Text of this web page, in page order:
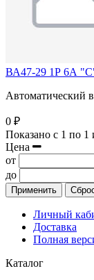
ВА47-29 1Р 6А
Автоматический
0 ₽
Показано с 1 по 1
Цена
от
до
Применить
Личный
Доставка
Полная
Каталог